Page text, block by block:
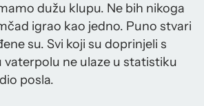
dužu klupu. Ne bih nikoga
igrao kao jedno. Puno stvari
su. Svi koji su doprinjeli s
vaterpolu ne ulaze u statistiku
posla.